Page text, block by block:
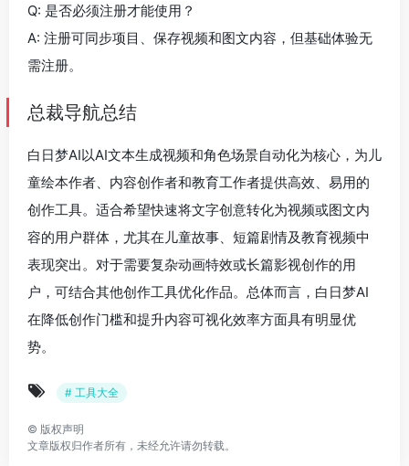
Q: 是否必须注册才能使用？
A: 注册可同步项目、保存视频和图文内容，但基础体验无
需注册。
总裁导航总结
白日梦AI以AI文本生成视频和角色场景自动化为核心，为儿
童绘本作者、内容创作者和教育工作者提供高效、易用的
创作工具。适合希望快速将文字创意转化为视频或图文内
容的用户群体，尤其在儿童故事、短篇剧情及教育视频中
表现突出。对于需要复杂动画特效或长篇影视创作的用
户，可结合其他创作工具优化作品。总体而言，白日梦AI
在降低创作门槛和提升内容可视化效率方面具有明显优
势。
# 工具大全
© 版权声明
文章版权归作者所有，未经允许请勿转载。